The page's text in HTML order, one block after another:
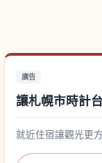
廣告
讓札幌市時計
就近住宿讓觀光更